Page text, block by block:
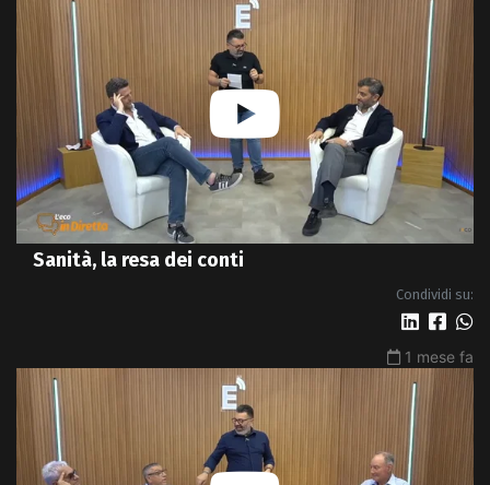
Sanità, la resa dei conti
Condividi su:
1 mese fa